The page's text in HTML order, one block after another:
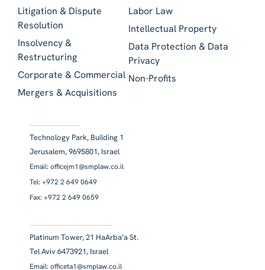
Litigation & Dispute
Resolution
Insolvency &
Restructuring
Corporate & Commercial
Mergers & Acquisitions
Labor Law
Intellectual Property
Data Protection & Data
Privacy
Non-Profits
Technology Park, Building 1
Jerusalem, 9695801, Israel
Email: officejm1@smplaw.co.il
Tel: +972 2 649 0649
Fax: +972 2 649 0659
Platinum Tower, 21 HaArba’a St.
Tel Aviv 6473921, Israel
Email: officeta1@smplaw.co.il